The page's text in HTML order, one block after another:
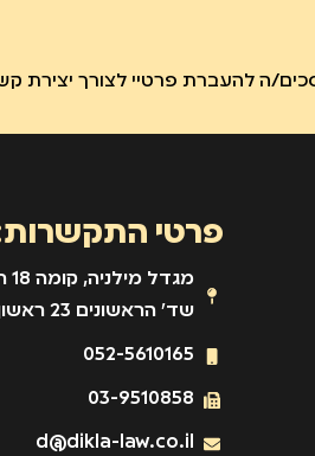
ה להעברת פרטיי לצורך יצירת
פרטי
שד' הראשונים 23 ראשון לציון
052-5610165
03-9510858
d@dikla-law.co.il